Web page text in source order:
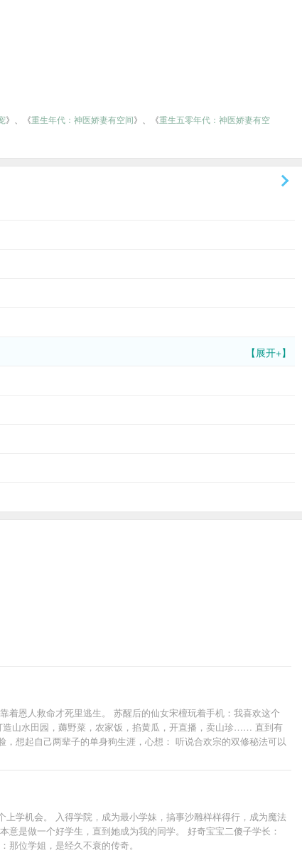
》、《重生年代：神医娇妻有空间》、《重生五零年代：神医娇妻有空
【展开+】
恩人救命才死里逃生。 苏醒后的仙女宋檀玩着手机：我喜欢这个
山水田园，薅野菜，农家饭，掐黄瓜，开直播，卖山珍…… 直到有
想起自己两辈子的单身狗生涯，心想： 听说合欢宗的双修秘法可以
学机会。 入得学院，成为最小学妹，搞事沙雕样样得行，成为魔法
是做一个好学生，直到她成为我的同学。 好奇宝宝二傻子学长：
位学姐，是经久不衰的传奇。